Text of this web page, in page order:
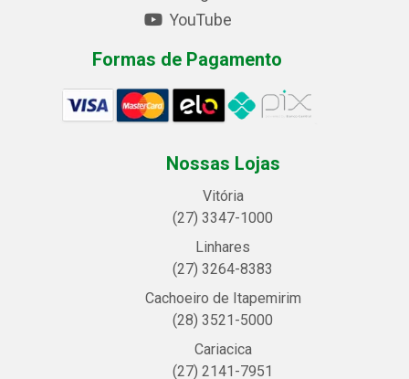
YouTube
Formas de Pagamento
Nossas Lojas
Vitória
(27) 3347-1000
Linhares
(27) 3264-8383
Cachoeiro de Itapemirim
(28) 3521-5000
Cariacica
(27) 2141-7951